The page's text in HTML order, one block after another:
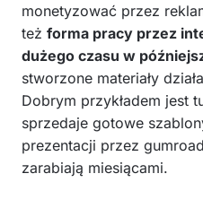
monetyzować przez
też forma pracy przez
dużego czasu w
stworzone materiały
Dobrym przykładem jest
sprzedaje gotowe
prezentacji przez
zarabiają miesiącami.